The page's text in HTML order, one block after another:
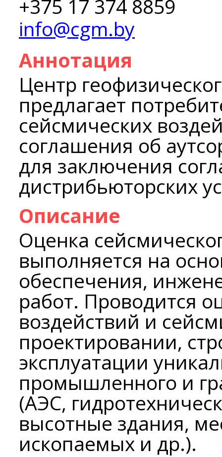
+375 17 374 8859
info@cgm.by
Аннотация
Центр
предлагает
сейсмических
соглашения об
для заключения
дистрибьюторских
Описание
Оценка
выполняется на
обеспечения,
работ. Проводится
воздействий и
проектировании,
эксплуатации
промышленного и
(АЭС,
высотные здания,
ископаемых и др.).